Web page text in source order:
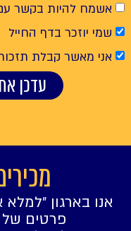
אשמח להיות בקשר
שמי יוזכר בדף החייל
אני מאשר קבלת
עדכן
אנו בארגון
פרטים של